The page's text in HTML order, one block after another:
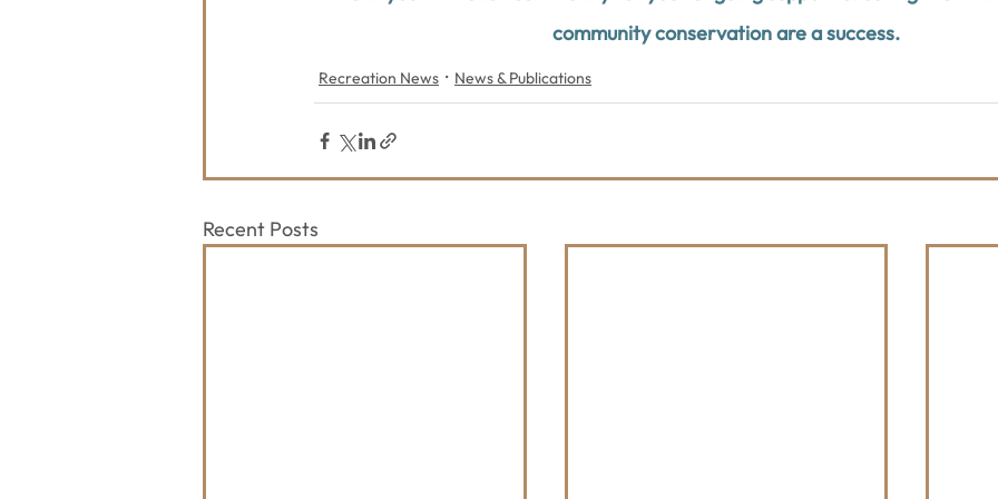
community conservation are a success.
Recreation News News & Publications
Recent Posts